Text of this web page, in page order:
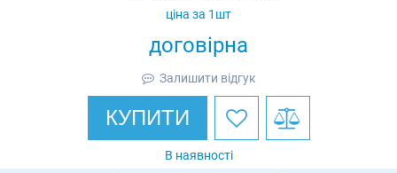
договірна
ціна за 1шт
Залишити відгук
КУПИТИ
В наявності